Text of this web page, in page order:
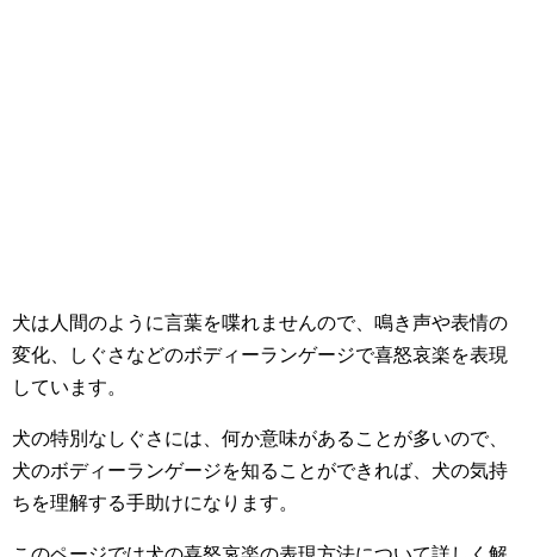
犬は人間のように言葉を喋れませんので、鳴き声や表情の
変化、しぐさなどのボディーランゲージで喜怒哀楽を表現
しています。
犬の特別なしぐさには、何か意味があることが多いので、
犬のボディーランゲージを知ることができれば、犬の気持
ちを理解する手助けになります。